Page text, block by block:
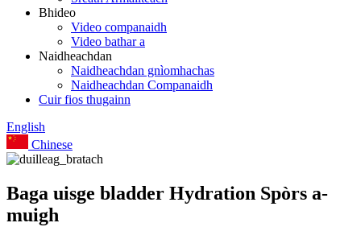
Bhideo
Video companaidh
Video bathar a
Naidheachdan
Naidheachdan gnìomhachas
Naidheachdan Companaidh
Cuir fios thugainn
English
Chinese
Baga uisge bladder Hydration Spòrs a-
muigh